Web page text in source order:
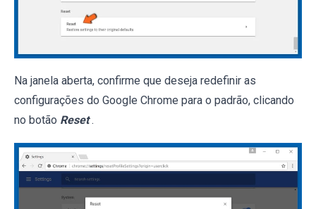
Na janela aberta, confirme que deseja redefinir as
configurações do Google Chrome para o padrão, clicando
no botão Reset .